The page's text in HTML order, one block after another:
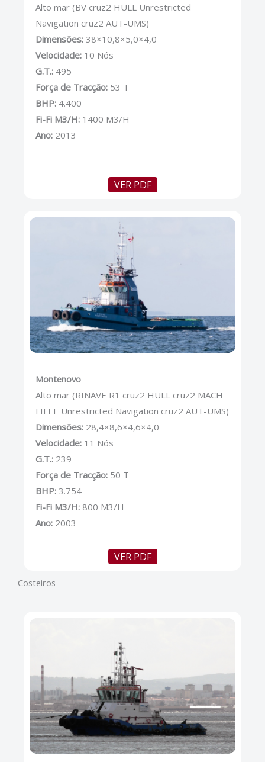
Alto mar (BV cruz2 HULL Unrestricted
Navigation cruz2 AUT-UMS)
Dimensões: 38×10,8×5,0×4,0
Velocidade: 10 Nós
G.T.: 495
Força de Tracção: 53 T
BHP: 4.400
Fi-Fi M3/H: 1400 M3/H
Ano: 2013
VER PDF
Montenovo
Alto mar (RINAVE R1 cruz2 HULL cruz2 MACH
FIFI E Unrestricted Navigation cruz2 AUT-UMS)
Dimensões: 28,4×8,6×4,6×4,0
Velocidade: 11 Nós
G.T.: 239
Força de Tracção: 50 T
BHP: 3.754
Fi-Fi M3/H: 800 M3/H
Ano: 2003
VER PDF
Costeiros